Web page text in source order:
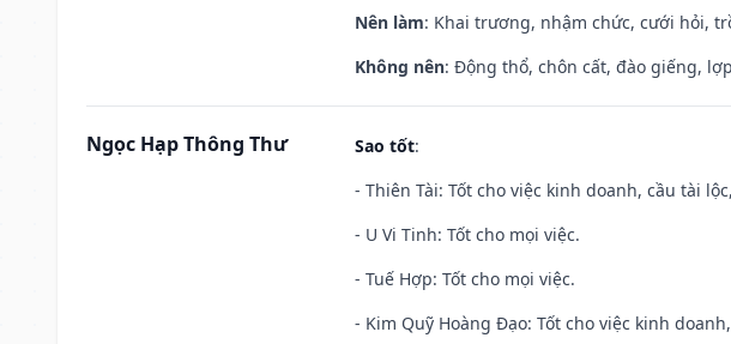
Nên làm: Khai trương, nhậm chức, cưới hỏi,
Không nên: Động thổ, chôn cất, đào giếng,
Ngọc Hạp Thông Thư Sao tốt:
- Thiên Tài: Tốt cho việc kinh doanh, cầu tài
- U Vi Tinh: Tốt cho mọi việc.
- Tuế Hợp: Tốt cho mọi việc.
- Kim Quỹ Hoàng Đạo: Tốt cho việc kinh